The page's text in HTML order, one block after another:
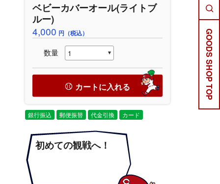
GOODS SHOP TOP
ベビーカバーオール(ライトブ
ルー)
4,000 円（税込）
数量
カートに入れる
銀行振込 郵便振替 代金引換 カード
初めての観戦へ！